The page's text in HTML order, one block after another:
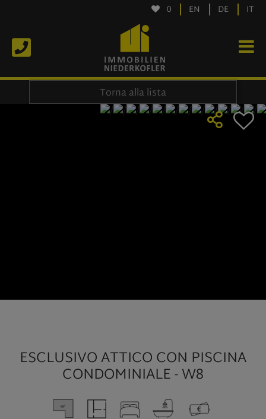
0 EN DE IT
Torna alla lista
ESCLUSIVO ATTICO CON PISCINA
CONDOMINIALE - W8